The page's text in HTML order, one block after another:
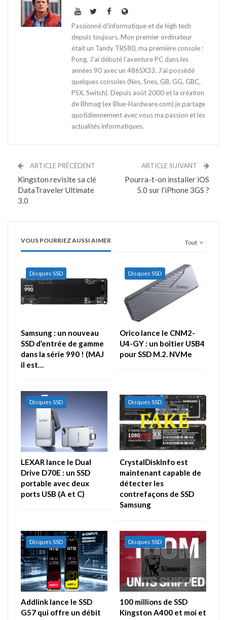
Passionné d'informatique et de high tech
depuis toujours. Mon premier ordinateur
était un Tandy TRS80, ma première console :
Pong. J'ai débuté l'aventure PC dans les
années 90 avec un 486SX33. J'ai possédé
quelques consoles (Nes, Snes, GB, GG, GBC,
PSX, Switch). Depuis août 2000 et la création
de Bhmag (ex Blue-Hardware.com) je partage
quotidiennement avec vous ma passion et les
actualités informatiques.
ARTICLE PRÉCÉDENT
Kingston revisite sa clé
DataTraveler Ultimate
3.0
ARTICLE SUIVANT
Pourra-t-on installer iOS
5.0 sur l’iPhone 3GS ?
Tout
VOUS POURRIEZ AUSSI AIMER
Disques SSD
Samsung : un nouveau
SSD d’entrée de gamme
dans la série 990 ! (MAJ
il est…
Disques SSD
Orico lance le CNM2-
U4-GY : un boîtier USB4
pour SSD M.2. NVMe
Disques SSD
LEXAR lance le Dual
Drive D70E : un SSD
portable avec deux
ports USB (A et C)
Disques SSD
CrystalDiskInfo est
maintenant capable de
détecter les
contrefaçons de SSD
Samsung
Disques SSD
Addlink lance le SSD
G57 qui offre un débit
Disques SSD
100 millions de SSD
Kingston A400 et moi et